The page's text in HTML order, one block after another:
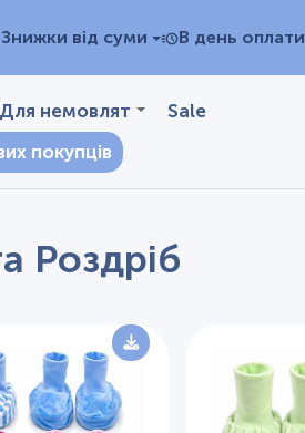
Знижки від суми В день оплати
Для немовлят
Sale
покупців
Роздріб